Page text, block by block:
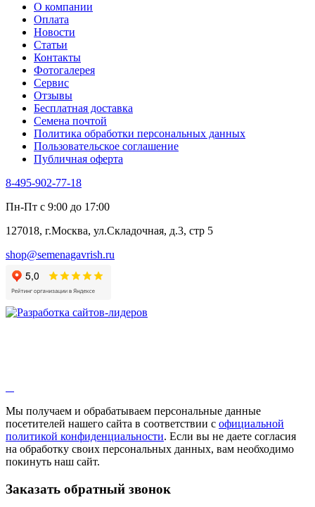
О компании
Оплата
Новости
Статьи
Контакты
Фотогалерея​
Сервис
Отзывы
Бесплатная доставка
Семена почтой
Политика обработки персональных данных
Пользовательское соглашение
Публичная оферта
8-495-902-77-18
Пн-Пт с 9:00 до 17:00
127018, г.Москва, ул.Складочная, д.3, стр 5
shop@semenagavrish.ru
Мы получаем и обрабатываем персональные данные
посетителей нашего сайта в соответствии с официальной
политикой конфиденциальности. Если вы не даете согласия
на обработку своих персональных данных, вам необходимо
покинуть наш сайт.
Заказать обратный звонок